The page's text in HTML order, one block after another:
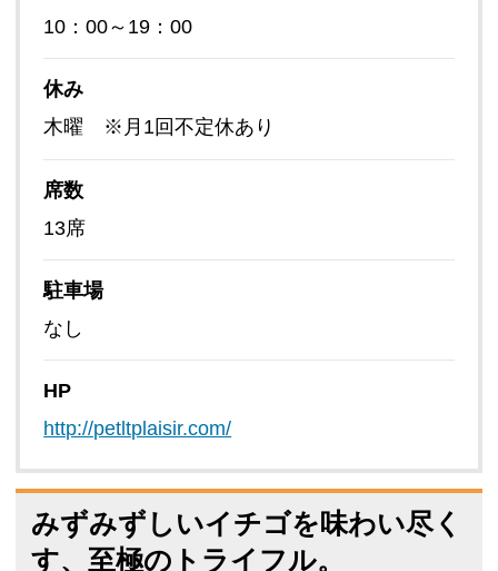
10：00～19：00
休み
木曜 ※月1回不定休あり
席数
13席
駐車場
なし
HP
http://petltplaisir.com/
みずみずしいイチゴを味わい尽く
す、至極のトライフル。